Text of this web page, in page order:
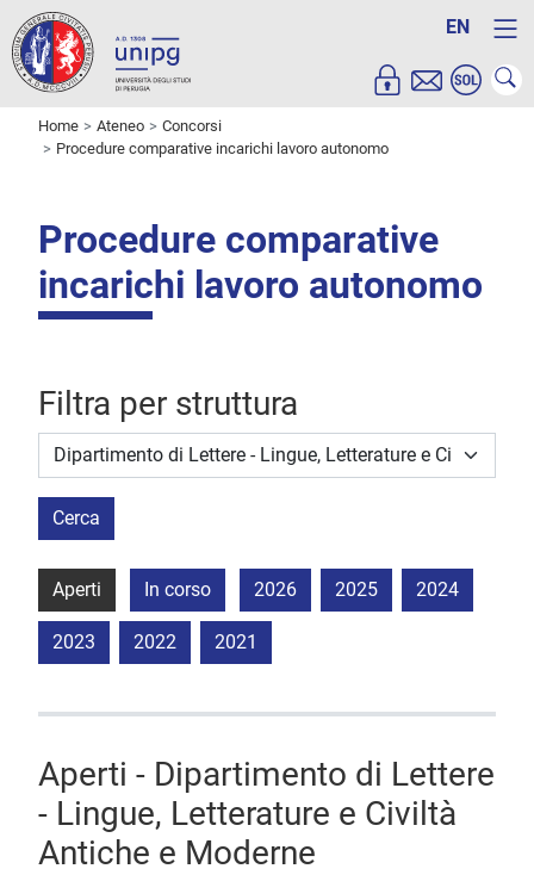
EN
Home Ateneo
Concorsi
Procedure comparative incarichi lavoro autonomo
Procedure comparative
incarichi lavoro autonomo
Filtra per struttura
Struttura stipulante
Cerca
Aperti In corso 2026 2025 2024
2023 2022 2021
Aperti - Dipartimento di Lettere
- Lingue, Letterature e Civiltà
Antiche e Moderne